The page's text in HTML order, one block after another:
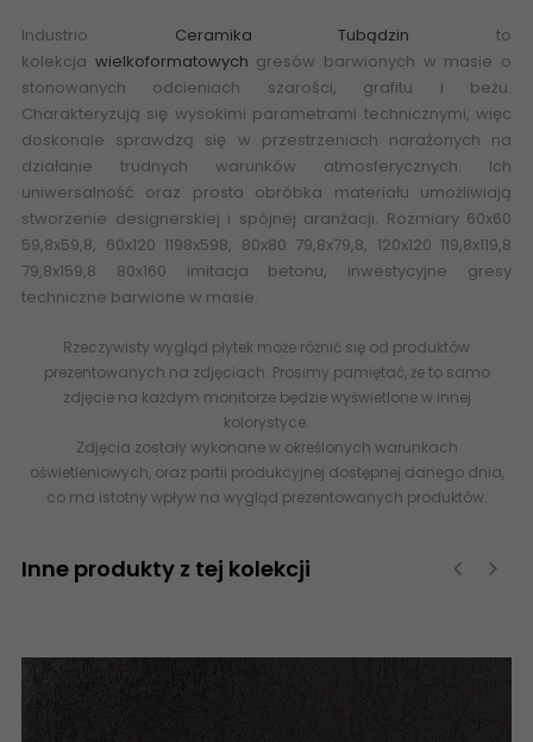
Industrio Ceramika Tubądzin to
kolekcja wielkoformatowych gresów barwionych w masie o
stonowanych odcieniach szarości, grafitu i beżu.
Charakteryzują się wysokimi parametrami technicznymi, więc
doskonale sprawdzą się w przestrzeniach narażonych na
działanie trudnych warunków atmosferycznych. Ich
uniwersalność oraz prosta obróbka materiału umożliwiają
stworzenie designerskiej i spójnej aranżacji. Rozmiary 60x60
59,8x59,8, 60x120 1198x598, 80x80 79,8x79,8, 120x120 119,8x119,8
79,8x159,8 80x160 imitacja betonu, inwestycyjne gresy
techniczne barwione w masie.
Rzeczywisty wygląd płytek może różnić się od produktów
prezentowanych na zdjęciach. Prosimy pamiętać, że to samo
zdjęcie na każdym monitorze będzie wyświetlone w innej
kolorystyce.
Zdjęcia zostały wykonane w określonych warunkach
oświetleniowych, oraz partii produkcyjnej dostępnej danego dnia,
co ma istotny wpływ na wygląd prezentowanych produktów.
Inne produkty z tej kolekcji